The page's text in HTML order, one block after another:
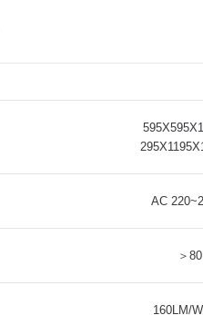
AC
＞80
160LM/